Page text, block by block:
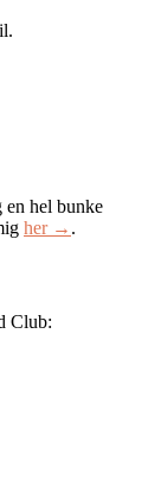
en hel bunke
her → .
Club: